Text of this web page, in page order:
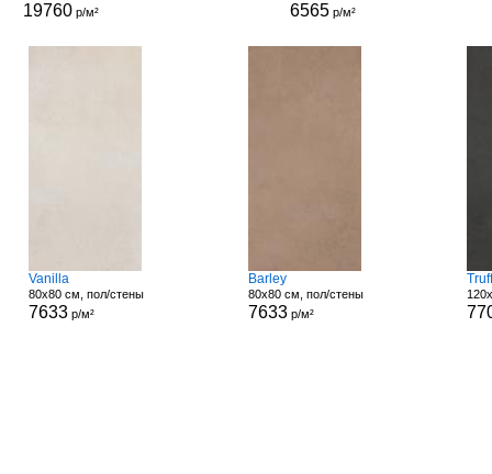
19760р/м² 6565 р/м²
Vanilla
80x80 см, пол/стены
7633 р/м²
Barley
80x80 см, пол/стены
7633р/м²